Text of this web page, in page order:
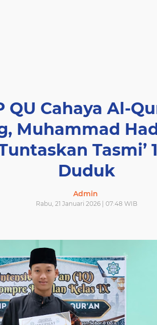
QU Cahaya Al-
Muhammad
Tasmi’
Duduk
Admin
Rabu, 21 Januari 2026 | 07:48 WIB